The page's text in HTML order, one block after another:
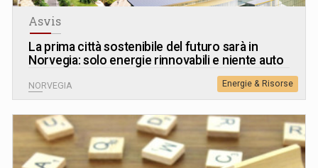
Asvis
La prima città sostenibile del futuro sarà in
Norvegia: solo energie rinnovabili e niente auto
NORVEGIA Energie & Risorse